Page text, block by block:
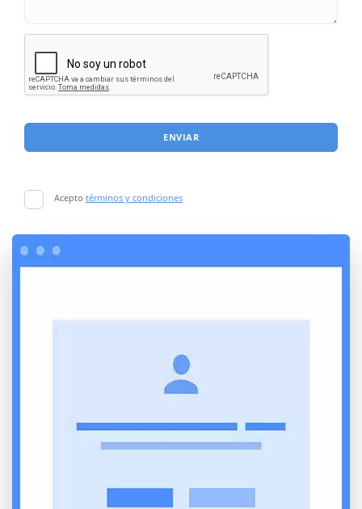
ENVIAR
Acepto términos y condiciones